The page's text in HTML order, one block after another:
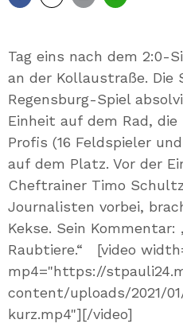
Tag eins nach dem 2:0-
an der Kollaustraße. Die
Regensburg-Spiel
Einheit auf dem Rad,
Profis (16 Feldspieler
auf dem Platz. Vor der
Cheftrainer Timo
Journalisten vorbei,
Kekse. Sein
Raubtiere.“ [video
mp4="https://
content/uploads/2021/
kurz.mp4"][/video]